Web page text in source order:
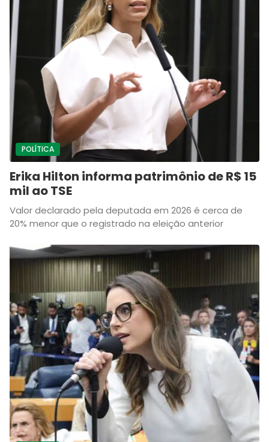
POLÍTICA
Erika Hilton informa patrimônio de R$ 15
mil ao TSE
Valor declarado pela deputada em 2026 é cerca de
20% menor que o registrado na eleição anterior